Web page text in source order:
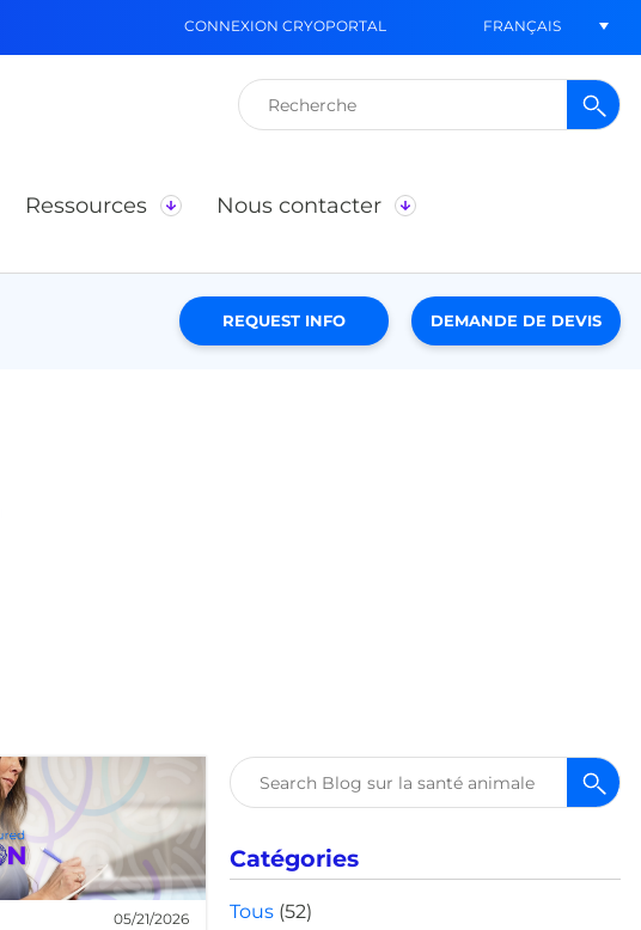
CONNEXION CRYOPORTAL FRANÇAIS
Rechercher :
Ressources
Nous contacter
REQUEST INFO DEMANDE DE DEVIS
05/21/2026
Rechercher :
Catégories
Tous(52)